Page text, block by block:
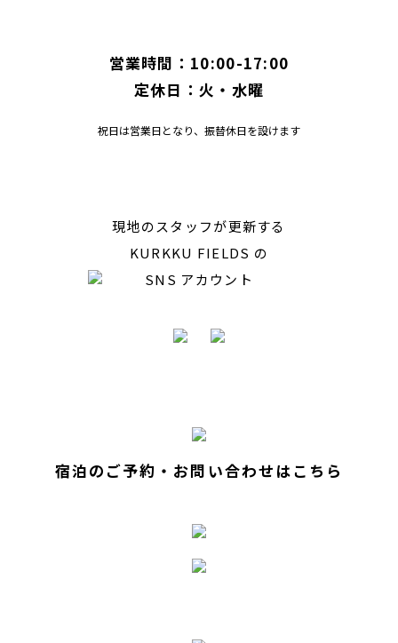
営業時間：10:00-17:00
定休日：火・水曜
祝日は営業日となり、振替休日を設けます
現地のスタッフが更新する
KURKKU FIELDS の
SNS アカウント
宿泊のご予約・お問い合わせはこちら